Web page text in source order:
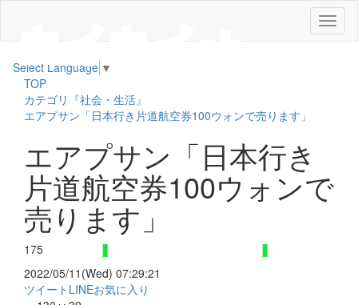
メ
ニ
Select Language ▼
TOP
カテゴリ『社会・生活』
エアプサン「日本行き片道航空券100ウォンで売ります」
エアプサン「日本行き
片道航空券100ウォンで
売ります」
175
2022/05/11(Wed) 07:29:21
ツイート LINEお気に入り